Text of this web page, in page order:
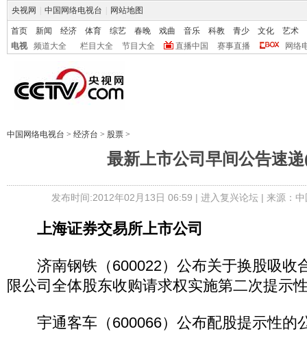
央视网 中国网络电视台 网站地图
首页 新闻 经济 体育 综艺 春晚 戏曲 音乐 科教 青少 文化
艺术
电视
频道大全 栏目大全 节目大全 直播中国 赛事直播 网络
中国网络电视台 > 经济台 > 股票 >
最新上市公司早间公告速递
发布时间:2012年02月13日 06:59 | 进入复兴论坛| 来源：
上海证券交易所上市公司
济南钢铁（600022）公布关于换股吸收
限公司全体股东收购请求权实施第二次提示
宇通客车（600066）公布配股提示性的